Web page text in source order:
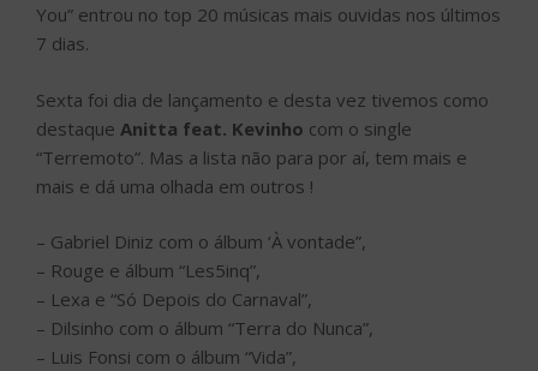
You” entrou no top 20 músicas mais ouvidas nos últimos
7 dias.
Sexta foi dia de lançamento e desta vez tivemos como
destaque Anitta feat. Kevinho com o single
“Terremoto”. Mas a lista não para por aí, tem mais e
mais e dá uma olhada em outros !
– Gabriel Diniz com o álbum ‘À vontade”,
– Rouge e álbum “Les5inq”,
– Lexa e “Só Depois do Carnaval”,
– Dilsinho com o álbum “Terra do Nunca”,
– Luis Fonsi com o álbum “Vida”,